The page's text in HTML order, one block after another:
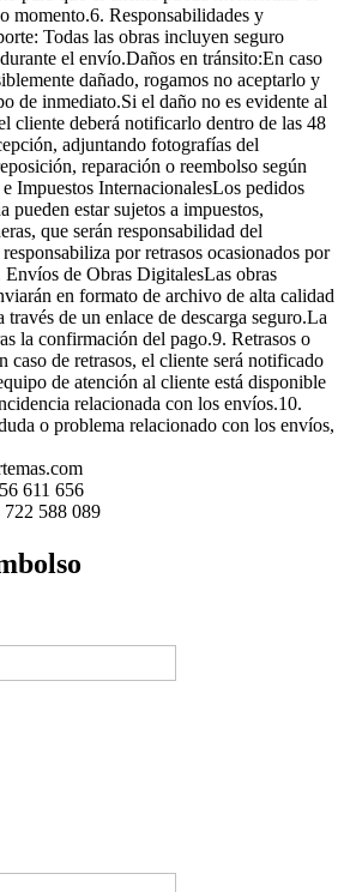
momento.6. Responsabilidades y
Todas las obras incluyen seguro
el envío.Daños en tránsito:En caso
dañado, rogamos no aceptarlo y
de inmediato.Si el daño no es evidente al
cliente deberá notificarlo dentro de las 48
adjuntando fotografías del
reparación o reembolso según
Impuestos InternacionalesLos pedidos
pueden estar sujetos a impuestos,
que serán responsabilidad del
por retrasos ocasionados por
Envíos de Obras DigitalesLas obras
en formato de archivo de alta calidad
de un enlace de descarga seguro.La
la confirmación del pago.9. Retrasos o
caso de retrasos, el cliente será notificado
de atención al cliente está disponible
relacionada con los envíos.10.
o problema relacionado con los envíos,
611 656
588 089